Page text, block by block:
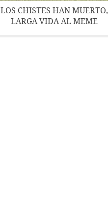
LOS CHISTES HAN MUERTO,
LARGA VIDA AL MEME